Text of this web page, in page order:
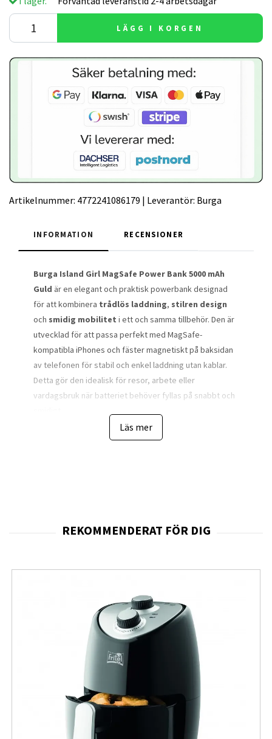
LÄGG I KORGEN
Artikelnummer: 4772241086179 | Leverantör: Burga
INFORMATION RECENSIONER
Burga Island Girl MagSafe Power Bank 5000 mAh
Guld är en elegant och praktisk powerbank designad
för att kombinera trådlös laddning, stilren design
och smidig mobilitet i ett och samma tillbehör. Den är
utvecklad för att passa perfekt med MagSafe-
kompatibla iPhones och fäster magnetiskt på baksidan
av telefonen för stabil och enkel laddning utan kablar.
Detta gör den idealisk för resor, arbete eller
vardagsbruk när batteriet behöver fyllas på snabbt och
Designen är inspirerad av Burga-kollektionens
ett perfekt val för användare som vill kombinera
magnetiska funktionen säkerställer korrekt placering
mot telefonen, vilket optimerar laddningseffektiviteten
och minskar risken för att enheten glider av. Den
fungerar både som reservbatteri och som trådlös
laddare, vilket gör den mångsidig i olika situationer.
skydd mot överladdning, överhettning och kortslutning.
Detta gör att du kan ladda din telefon tryggt även när du
använder den under laddning. Den är också kompatibel
Läs mer